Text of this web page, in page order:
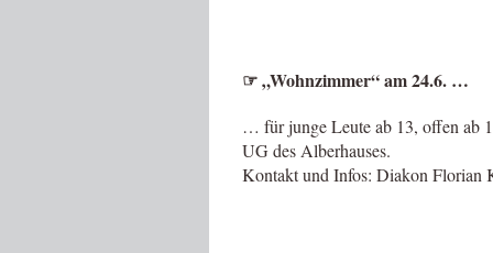
☞„Wohnzimmer“ am 24.6. …
… für junge Leute ab 13, offen ab
UG des Alberhauses.
Kontakt und Infos: Diakon Florian